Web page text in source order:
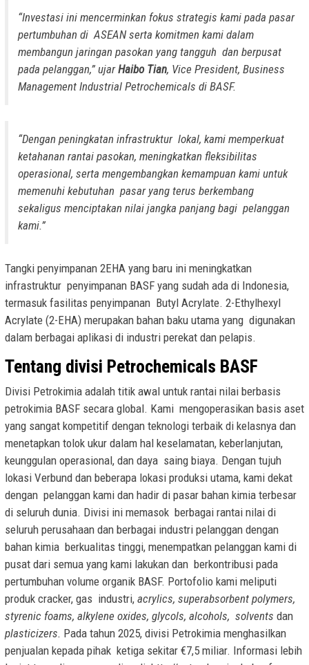
“Investasi ini mencerminkan fokus strategis kami pada pasar
pertumbuhan di ASEAN serta komitmen kami dalam
membangun jaringan pasokan yang tangguh dan berpusat
pada pelanggan,” ujarHaibo Tian, Vice President, Business
Management Industrial Petrochemicals di BASF.
“Dengan peningkatan infrastruktur lokal, kami memperkuat
ketahanan rantai pasokan, meningkatkan fleksibilitas
operasional, serta mengembangkan kemampuan kami untuk
memenuhi kebutuhan pasar yang terus berkembang
sekaligus menciptakan nilai jangka panjang bagi pelanggan
kami.”
Tangki penyimpanan 2EHA yang baru ini meningkatkan
infrastruktur penyimpanan BASF yang sudah ada di Indonesia,
termasuk fasilitas penyimpanan Butyl Acrylate. 2-Ethylhexyl
Acrylate (2-EHA) merupakan bahan baku utama yang digunakan
dalam berbagai aplikasi di industri perekat dan pelapis.
Tentang divisi Petrochemicals BASF
Divisi Petrokimia adalah titik awal untuk rantai nilai berbasis
petrokimia BASF secara global. Kami mengoperasikan basis aset
yang sangat kompetitif dengan teknologi terbaik di kelasnya dan
menetapkan tolok ukur dalam hal keselamatan, keberlanjutan,
keunggulan operasional, dan daya saing biaya. Dengan tujuh
lokasi Verbund dan beberapa lokasi produksi utama, kami dekat
dengan pelanggan kami dan hadir di pasar bahan kimia terbesar
di seluruh dunia. Divisi ini memasok berbagai rantai nilai di
seluruh perusahaan dan berbagai industri pelanggan dengan
bahan kimia berkualitas tinggi, menempatkan pelanggan kami di
pusat dari semua yang kami lakukan dan berkontribusi pada
pertumbuhan volume organik BASF. Portofolio kami meliputi
produk cracker, gas industri, acrylics, superabsorbent polymers,
styrenic foams, alkylene oxides, glycols, alcohols, solvents dan
plasticizers. Pada tahun 2025, divisi Petrokimia menghasilkan
penjualan kepada pihak ketiga sekitar €7,5 miliar. Informasi lebih